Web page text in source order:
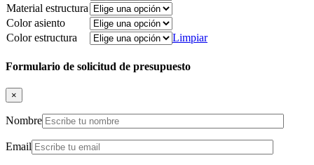
Material estructura
Color asiento
Color estructura
Limpiar
Formulario de solicitud de presupuesto
×
Nombre
Email